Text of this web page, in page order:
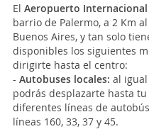
El Aeropuerto Internacional
barrio de Palermo, a 2 Km
Buenos Aires, y tan solo
disponibles los siguientes
dirigirte hasta el centro:
- Autobuses locales: al
podrás desplazarte hasta
diferentes líneas de
líneas 160, 33, 37 y 45.